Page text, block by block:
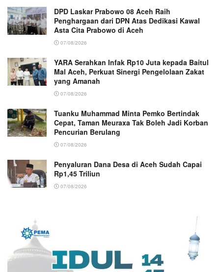
DPD Laskar Prabowo 08 Aceh Raih
Penghargaan dari DPN Atas Dedikasi Kawal
Asta Cita Prabowo di Aceh
07/08/2026
YARA Serahkan Infak Rp10 Juta kepada Baitul
Mal Aceh, Perkuat Sinergi Pengelolaan Zakat
yang Amanah ‎
07/08/2026
Tuanku Muhammad Minta Pemko Bertindak
Cepat, Taman Meuraxa Tak Boleh Jadi Korban
Pencurian Berulang
07/08/2026
Penyaluran Dana Desa di Aceh Sudah Capai
Rp1,45 Triliun
07/08/2026